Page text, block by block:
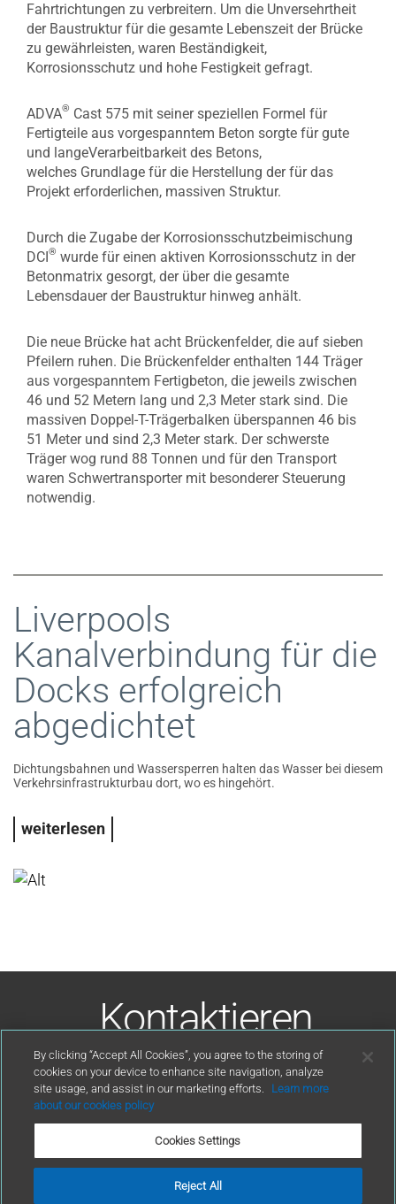
Fahrtrichtungen zu verbreitern. Um die Unversehrtheit
der Baustruktur für die gesamte Lebenszeit der Brücke
zu gewährleisten, waren Beständigkeit,
Korrosionsschutz und hohe Festigkeit gefragt.
ADVA® Cast 575 mit seiner speziellen Formel für
Fertigteile aus vorgespanntem Beton sorgte für gute
und langeVerarbeitbarkeit des Betons,
welches Grundlage für die Herstellung der für das
Projekt erforderlichen, massiven Struktur.
Durch die Zugabe der Korrosionsschutzbeimischung
DCI® wurde für einen aktiven Korrosionsschutz in der
Betonmatrix gesorgt, der über die gesamte
Lebensdauer der Baustruktur hinweg anhält.
Die neue Brücke hat acht Brückenfelder, die auf sieben
Pfeilern ruhen. Die Brückenfelder enthalten 144 Träger
aus vorgespanntem Fertigbeton, die jeweils zwischen
46 und 52 Metern lang und 2,3 Meter stark sind. Die
massiven Doppel-T-Trägerbalken überspannen 46 bis
51 Meter und sind 2,3 Meter stark. Der schwerste
Träger wog rund 88 Tonnen und für den Transport
waren Schwertransporter mit besonderer Steuerung
notwendig.
Liverpools
Kanalverbindung für die
Docks erfolgreich
abgedichtet
Dichtungsbahnen und Wassersperren halten das Wasser bei diesem
Verkehrsinfrastrukturbau dort, wo es hingehört.
weiterlesen
Kontaktieren
Sie uns
Nutzungsbedingungen
By clicking “Accept All Cookies”, you agree to the storing of
cookies on your device to enhance site navigation, analyze
site usage, and assist in our marketing efforts.
Learn more
about our cookies policy
Cookies Settings
Reject All